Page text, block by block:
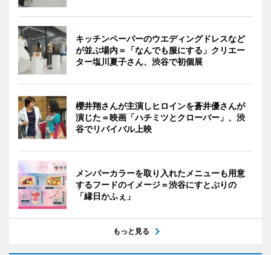
キッチンペーパーのウエディングドレスなど
が並ぶ場内＝「なんでも服にする」クリエー
ター塩川夏子さん、渋谷で初個展
櫻井翔さんが主演しヒロインを蒼井優さんが
演じた＝映画「ハチミツとクローバー」、渋
谷でリバイバル上映
メンバーカラーを取り入れたメニューも用意
するフードのイメージ＝渋谷にすとぷりの
「縁日かふぇ」
もっと見る